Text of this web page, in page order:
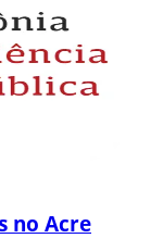
no Acre